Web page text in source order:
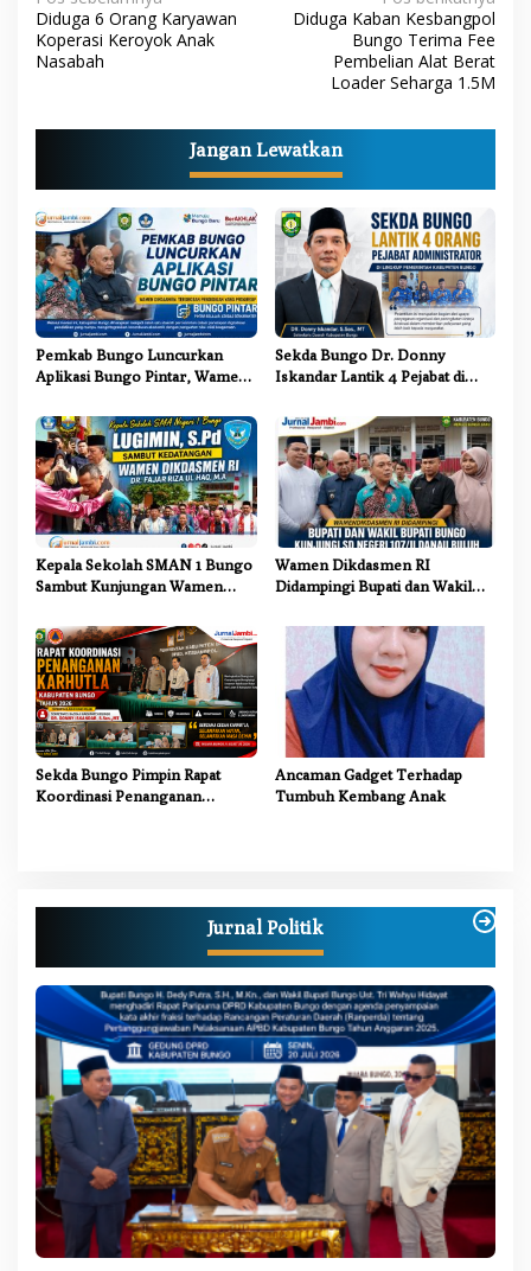
a
v
g
s
i
p
o
s
Diduga 6 Orang Karyawan
Koperasi Keroyok Anak
Nasabah
Diduga Kaban Kesbangpol
Bungo Terima Fee
Pembelian Alat Berat
Loader Seharga 1.5M
Jangan Lewatkan
Pemkab Bungo Luncurkan
Aplikasi Bungo Pintar, Wamen
Pendidikan yang Progresif
Sekda Bungo Dr. Donny
Iskandar Lantik 4 Pejabat di
Kepala Sekolah SMAN 1 Bungo
Sambut Kunjungan Wamen
PJJ untuk Anak Putus Sekolah
Wamen Dikdasmen RI
Didampingi Bupati dan Wakil
SD Negeri 107/II Danau Buluh
Sekda Bungo Pimpin Rapat
Koordinasi Penanganan
Ancaman Gadget Terhadap
Tumbuh Kembang Anak
Jurnal Politik